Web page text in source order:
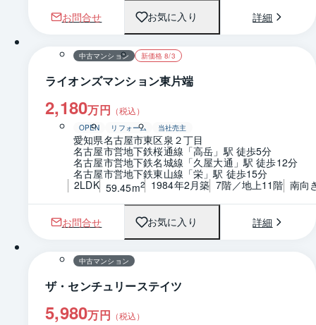
お問合せ お気に入り 詳細
1 / 0 間取り
中古マンション 新価格 8/3
ライオンズマンション東片端
2,180万円 （税込）
OPEN リフォーム 当社売主
愛知県名古屋市東区泉２丁目
名古屋市営地下鉄桜通線「高岳」駅 徒歩5分
名古屋市営地下鉄名城線「久屋大通」駅 徒歩12分
名古屋市営地下鉄東山線「栄」駅 徒歩15分
2LDK 59.45m2 1984年2月築 7階／地上11階 南向
お問合せ お気に入り 詳細
1 / 0 間取り
中古マンション
ザ・センチュリーステイツ
5,980万円 （税込）